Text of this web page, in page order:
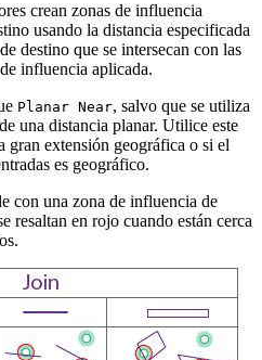
crean zonas de influencia
usando la distancia especificada
destino que se intersecan con las
influencia aplicada.
Planar Near, salvo que se utiliza
una distancia planar. Utilice este
gran extensión geográfica o si el
es geográfico.
con una zona de influencia de
resaltan en rojo cuando están cerca